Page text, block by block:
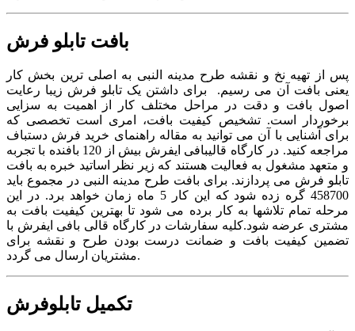
بافت تابلو فرش
پس از تهیه نخ و نقشه طرح مدینه النبی به اصلی ترین بخش کار
یعنی بافت آن می رسیم. برای داشتن یک تابلو فرش زیبا رعایت
اصول بافت و دقت در مراحل مختلف کار از اهمیت به سزایی
برخوردار است. تشخیص کیفیت بافت، امری است تخصصی که
برای آشنایی با آن می توانید به مقاله راهنمای خرید فرش دستباف
مراجعه کنید. در کارگاه قالیبافی ایفرش بیش از 120 بافنده با تجربه
و متعهد مشغول به فعالیت هستند که زیر نظر اساتید خبره به بافت
تابلو فرش می پردازند. برای بافت طرح مدینه النبی در مجموع باید
458700 گره زده شود که این کار 5 ماه زمان خواهد برد. در این
مرحله تمام تلاشها به کار برده می شود تا بهترین کیفیت بافت به
مشتری عرضه شود.کلیه سفارشات در کارگاه قالی بافی ایفرش با
تضمین کیفیت بافت و ضمانت درست بودن طرح و نقشه برای
مشتریان ارسال می گردد.
تکمیل تابلوفرش